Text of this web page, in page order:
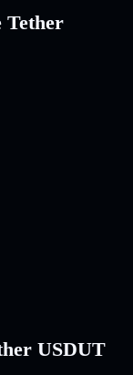
Tether
USDUT